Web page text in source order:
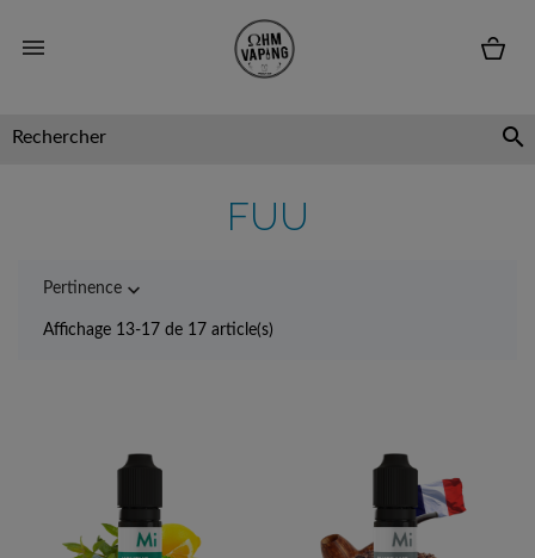


FUU
Pertinence 
Affichage 13-17 de 17 article(s)